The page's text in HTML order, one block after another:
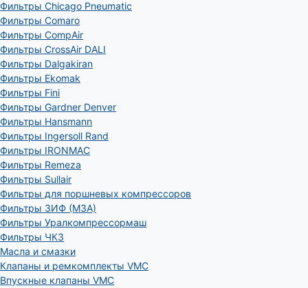
Фильтры Chicago Pneumatic
Фильтры Comaro
Фильтры CompAir
Фильтры CrossAir DALI
Фильтры Dalgakiran
Фильтры Ekomak
Фильтры Fini
Фильтры Gardner Denver
Фильтры Hansmann
Фильтры Ingersoll Rand
Фильтры IRONMAC
Фильтры Remeza
Фильтры Sullair
Фильтры для поршневых компрессоров
Фильтры ЗИФ (МЗА)
Фильтры Уралкомпрессормаш
Фильтры ЧКЗ
Масла и смазки
Клапаны и ремкомплекты VMC
Впускные клапаны VMC